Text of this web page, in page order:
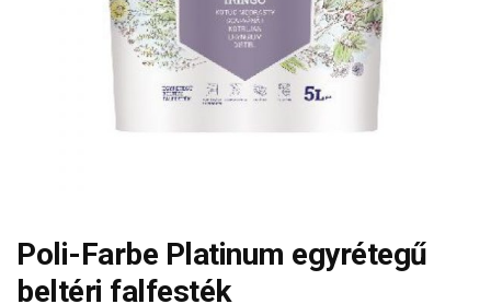
Poli-Farbe Platinum egyrétegű
beltéri falfesték